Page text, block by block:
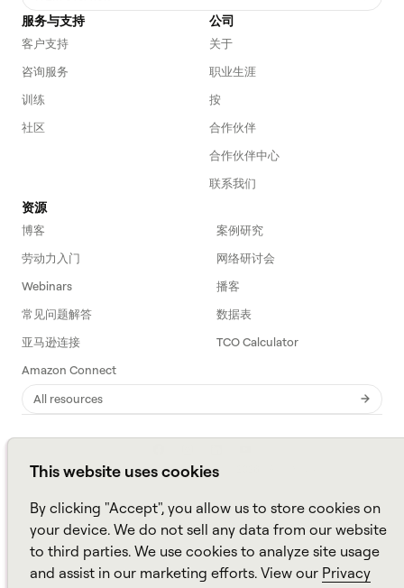
This website uses cookies
By clicking "Accept", you allow us to store cookies on
your device. We do not sell any data from our website
to third parties. We use cookies to analyze site usage
and assist in our marketing efforts. View our Privacy
服务与支持
客户支持
咨询服务
训练
社区
公司
关于
职业生涯
按
合作伙伴
合作伙伴中心
联系我们
资源
博客
案例研究
劳动力入门
网络研讨会
Webinars
播客
常见问题解答
数据表
亚马逊连接
TCO Calculator
Amazon Connect
All resources
Aspect，一个阿尔瓦里亚品牌 ©